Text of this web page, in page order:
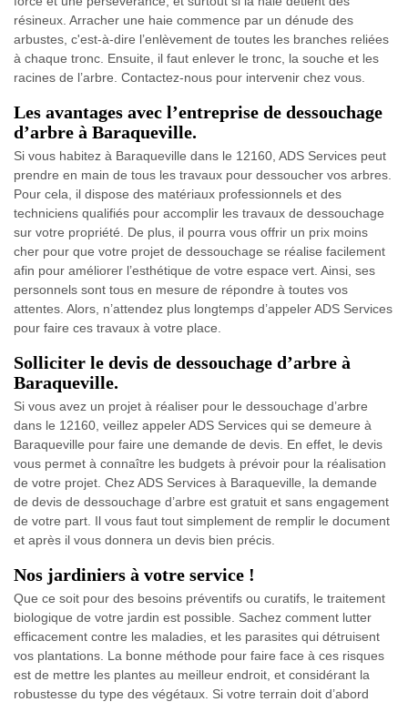
résineux. Arracher une haie commence par un dénude des
arbustes, c'est-à-dire l’enlèvement de toutes les branches reliées
à chaque tronc. Ensuite, il faut enlever le tronc, la souche et les
racines de l’arbre. Contactez-nous pour intervenir chez vous.
Les avantages avec l’entreprise de dessouchage
d’arbre à Baraqueville.
Si vous habitez à Baraqueville dans le 12160, ADS Services peut
prendre en main de tous les travaux pour dessoucher vos arbres.
Pour cela, il dispose des matériaux professionnels et des
techniciens qualifiés pour accomplir les travaux de dessouchage
sur votre propriété. De plus, il pourra vous offrir un prix moins
cher pour que votre projet de dessouchage se réalise facilement
afin pour améliorer l’esthétique de votre espace vert. Ainsi, ses
personnels sont tous en mesure de répondre à toutes vos
attentes. Alors, n’attendez plus longtemps d’appeler ADS Services
pour faire ces travaux à votre place.
Solliciter le devis de dessouchage d’arbre à
Baraqueville.
Si vous avez un projet à réaliser pour le dessouchage d’arbre
dans le 12160, veillez appeler ADS Services qui se demeure à
Baraqueville pour faire une demande de devis. En effet, le devis
vous permet à connaître les budgets à prévoir pour la réalisation
de votre projet. Chez ADS Services à Baraqueville, la demande
de devis de dessouchage d’arbre est gratuit et sans engagement
de votre part. Il vous faut tout simplement de remplir le document
et après il vous donnera un devis bien précis.
Nos jardiniers à votre service !
Que ce soit pour des besoins préventifs ou curatifs, le traitement
biologique de votre jardin est possible. Sachez comment lutter
efficacement contre les maladies, et les parasites qui détruisent
vos plantations. La bonne méthode pour faire face à ces risques
est de mettre les plantes au meilleur endroit, et considérant la
robustesse du type des végétaux. Si votre terrain doit d’abord